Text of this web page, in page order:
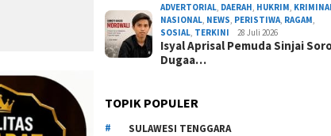
ADVERTORIAL, DAERAH, HUKRIM,
NASIONAL, NEWS, PERISTIWA, RAGAM,
SOSIAL, TERKINI 28 Juli 2026
Isyal Aprisal Pemuda Sinjai
Dugaa…
TOPIK POPULER
SULAWESI TENGGARA